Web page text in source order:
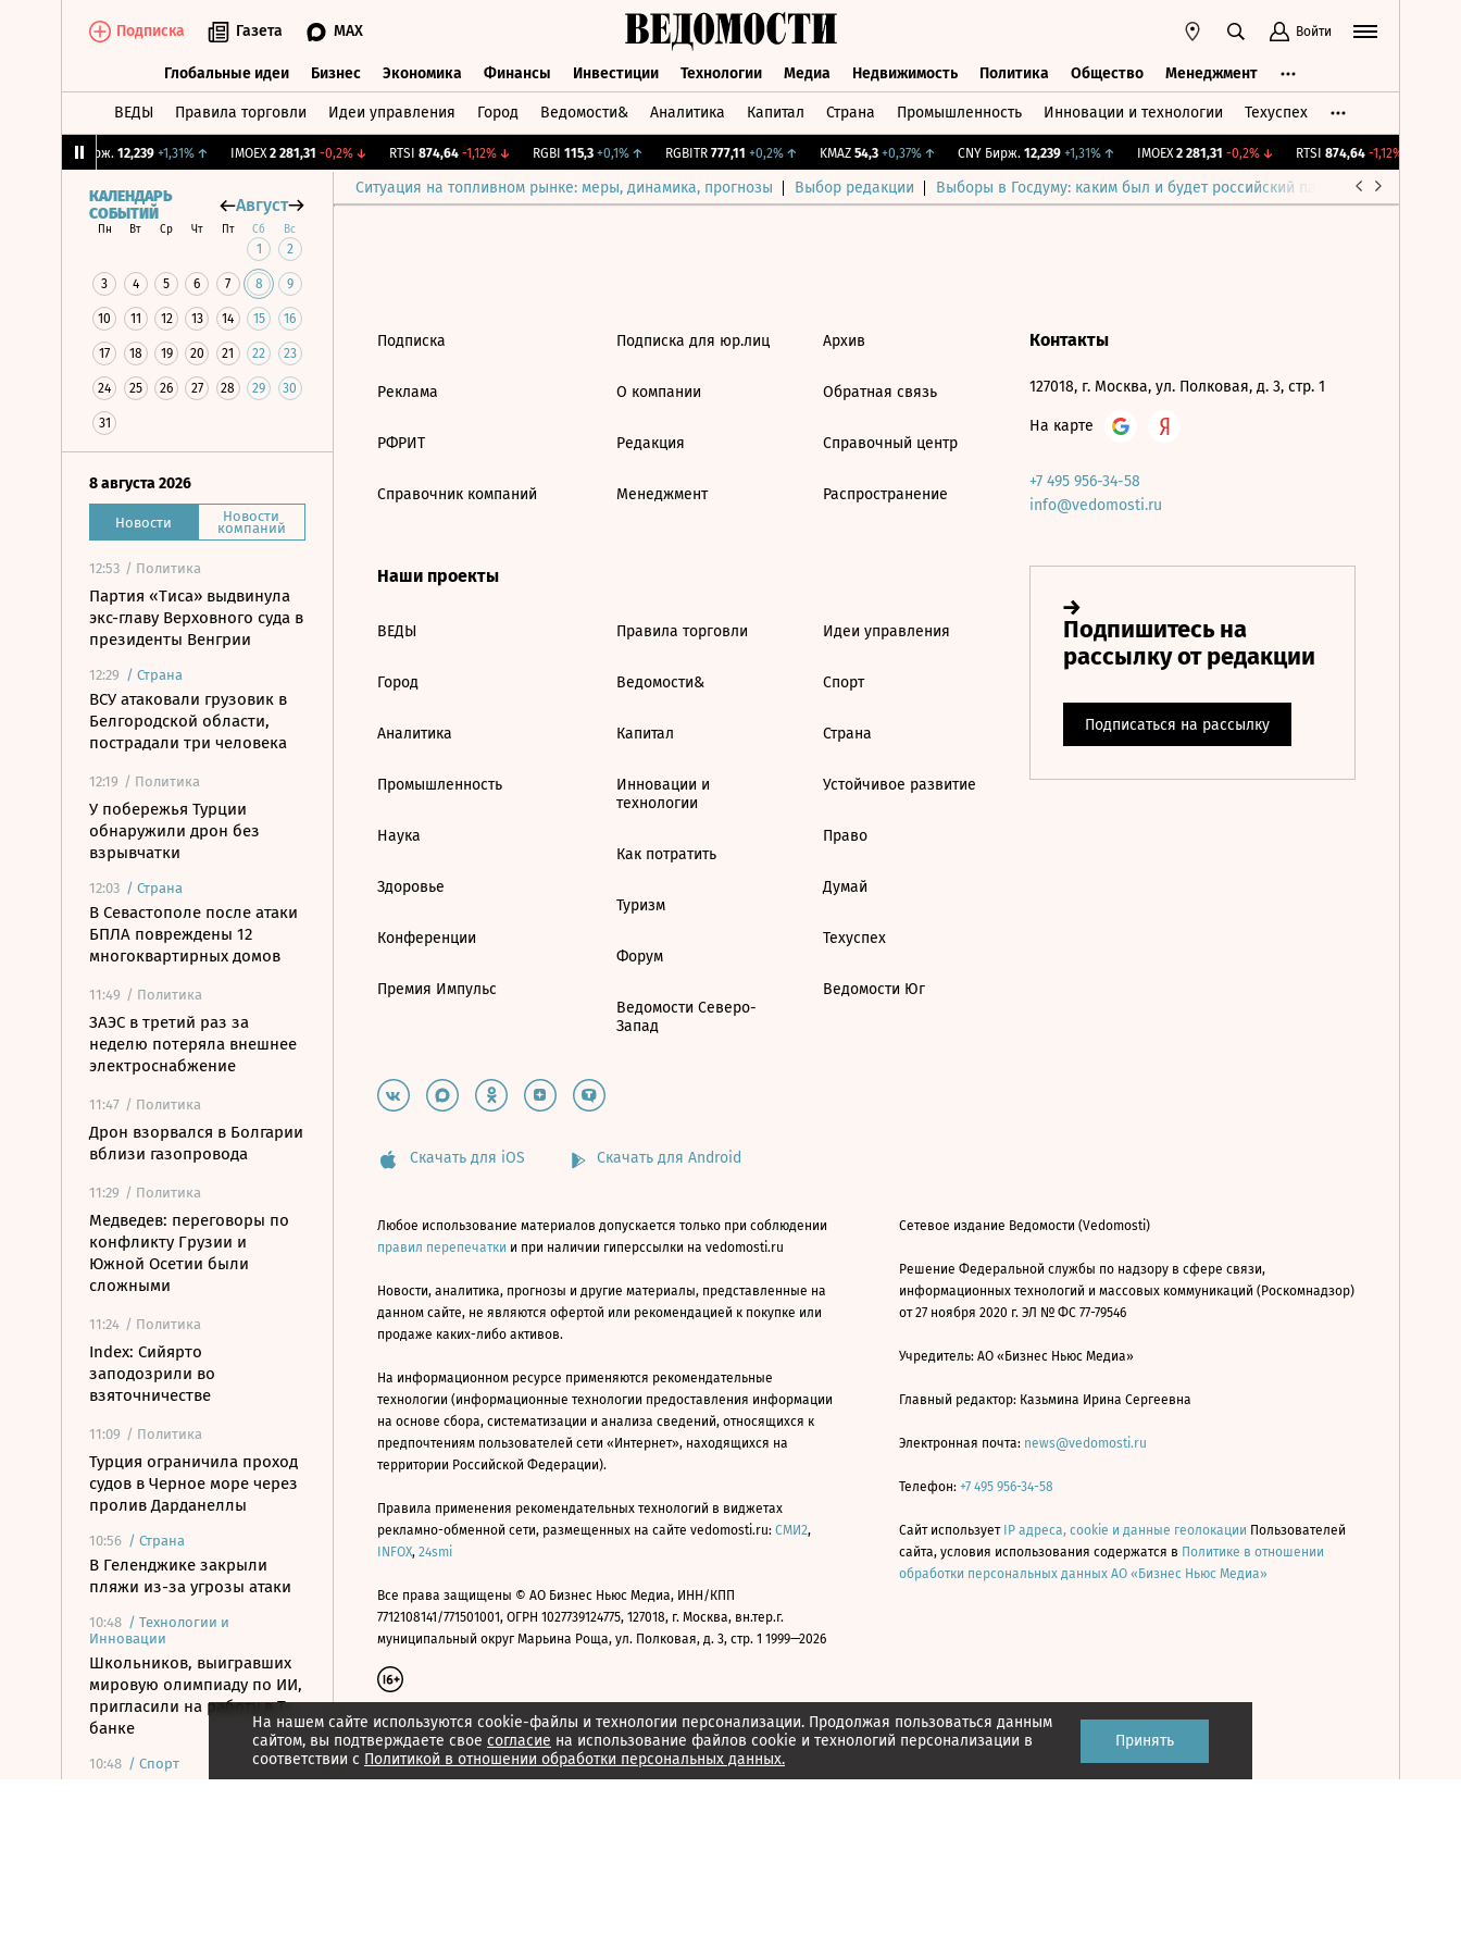
Подписка Газета MAX Войти
Глобальные идеи Бизнес Экономика Финансы Инвестиции Технологии Медиа Недвижимость Политика Общество Менеджмент
ВЕДЫ Правила торговли Идеи управления Город Ведомости& Аналитика Капитал Страна Промышленность Инновации и технологии Техуспех
CNY Бирж. 12,239 +1,31%↑ IMOEX 2 281,31 -0,2%↓ RTSI 874,64 -1,12%↓ RGBI 115,3 +0,1%↑ RGBITR 777,11 +0,2%↑ KMAZ 54,3 +0,37%↑ CNY Бирж. 12,239 +1,31%↑ IMOEX 2 281,31 -0,2%↓ RTSI 874,64 -1,12%↓
Ситуация на топливном рынке: меры, динамика, прогнозы Выбор редакции Выборы в Госдуму: каким был и будет российский парламент
КАЛЕНДАРЬ
СОБЫТИЙ
Август
Пн Вт Ср Чт Пт Сб Вс
1 2
3 4 5 6 7 8 9
10 11 12 13 14 15 16
17 18 19 20 21 22 23
24 25 26 27 28 29 30
31
8 августа 2026
Новости Новости
компаний
12:53 / Политика
Партия «Тиса» выдвинула
экс-главу Верховного суда в
президенты Венгрии
12:29 / Страна
ВСУ атаковали грузовик в
Белгородской области,
пострадали три человека
12:19 / Политика
У побережья Турции
обнаружили дрон без
взрывчатки
12:03 / Страна
В Севастополе после атаки
БПЛА повреждены 12
многоквартирных домов
11:49 / Политика
ЗАЭС в третий раз за
неделю потеряла внешнее
электроснабжение
11:47 / Политика
Дрон взорвался в Болгарии
вблизи газопровода
11:29 / Политика
Медведев: переговоры по
конфликту Грузии и
Южной Осетии были
сложными
11:24 / Политика
Index: Сийярто
заподозрили во
взяточничестве
11:09 / Политика
Турция ограничила проход
судов в Черное море через
пролив Дарданеллы
10:56 / Страна
В Геленджике закрыли
пляжи из-за угрозы атаки
10:48 / Технологии и
Инновации
Школьников, выигравших
мировую олимпиаду по ИИ,
пригласили на работу в Т-
банке
10:48 / Спорт
На нашем сайте используются cookie-файлы и технологии персонализации. Продолжая пользоваться данным
сайтом, вы подтверждаете свое согласие на использование файлов cookie и технологий персонализации в
соответствии с Политикой в отношении обработки персональных данных.
Принять
Подписка
Реклама
РФРИТ
Справочник компаний
Подписка для юр.лиц
О компании
Редакция
Менеджмент
Архив
Обратная связь
Справочный центр
Распространение
Наши проекты
ВЕДЫ
Город
Аналитика
Промышленность
Наука
Здоровье
Конференции
Премия Импульс
Правила торговли
Ведомости&
Капитал
Инновации и
технологии
Как потратить
Туризм
Форум
Ведомости Северо-
Запад
Идеи управления
Спорт
Страна
Устойчивое развитие
Право
Думай
Техуспех
Ведомости Юг
Контакты
127018, г. Москва, ул. Полковая, д. 3, стр. 1
На карте
+7 495 956-34-58
info@vedomosti.ru
Скачать для iOS Скачать для Android
Любое использование материалов допускается только при соблюдении
правил перепечатки и при наличии гиперссылки на vedomosti.ru
Новости, аналитика, прогнозы и другие материалы, представленные на
данном сайте, не являются офертой или рекомендацией к покупке или
продаже каких-либо активов.
На информационном ресурсе применяются рекомендательные
технологии (информационные технологии предоставления информации
на основе сбора, систематизации и анализа сведений, относящихся к
предпочтениям пользователей сети «Интернет», находящихся на
территории Российской Федерации).
Правила применения рекомендательных технологий в виджетах
рекламно-обменной сети, размещенных на сайте vedomosti.ru: СМИ2,
INFOX, 24smi
Все права защищены © АО Бизнес Ньюс Медиа, ИНН/КПП
7712108141/771501001, ОГРН 1027739124775, 127018, г. Москва, вн.тер.г.
муниципальный округ Марьина Роща, ул. Полковая, д. 3, стр. 1 1999—2026
Сетевое издание Ведомости (Vedomosti)
Решение Федеральной службы по надзору в сфере связи,
информационных технологий и массовых коммуникаций (Роскомнадзор)
от 27 ноября 2020 г. ЭЛ № ФС 77-79546
Учредитель: АО «Бизнес Ньюс Медиа»
Главный редактор: Казьмина Ирина Сергеевна
Электронная почта: news@vedomosti.ru
Телефон: +7 495 956-34-58
Сайт использует IP адреса, cookie и данные геолокации Пользователей
сайта, условия использования содержатся в Политике в отношении
обработки персональных данных АО «Бизнес Ньюс Медиа»